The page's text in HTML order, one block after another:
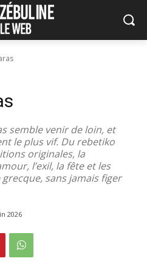
semble venir de loin, et
le plus vif. Du rebetiko
originales, la
l’exil, la fête et les
sans jamais figer
2026